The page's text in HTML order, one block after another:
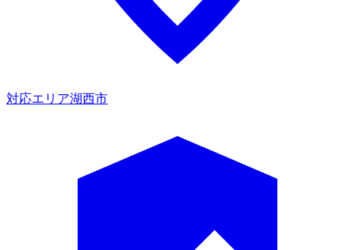
対応エリア湖西市